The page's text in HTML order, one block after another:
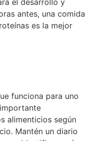
antes, una comida
es la mejor
funciona para uno
alimenticios según
Mantén un diario